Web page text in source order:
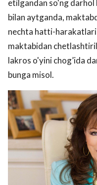
etilgandan so'ng
bilan aytganda,
nechta hatti-
maktabidan
lakros o'yini chog’ida
bunga misol.